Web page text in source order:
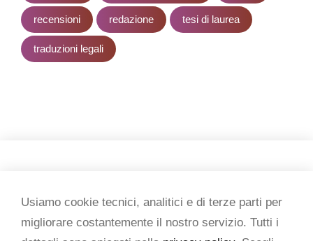
recensioni redazione tesi di laurea
traduzioni legali
Usiamo cookie tecnici, analitici e di terze parti per
migliorare costantemente il nostro servizio. Tutti i